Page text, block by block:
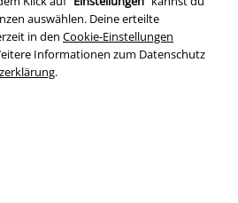
auswählen. Deine erteilte
in den Cookie-Einstellungen
Informationen zum Datenschutz
.